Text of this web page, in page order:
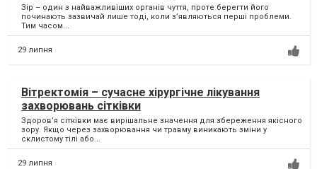
Зір – один з найважливіших органів чуття, проте берегти його
починають зазвичай лише тоді, коли з’являються перші проблеми.
Тим часом...
29 липня
Вітректомія – сучасне хірургічне лікування
захворювань сітківки
Здоров’я сітківки має вирішальне значення для збереження якісного
зору. Якщо через захворювання чи травму виникають зміни у
склистому тілі або...
29 липня